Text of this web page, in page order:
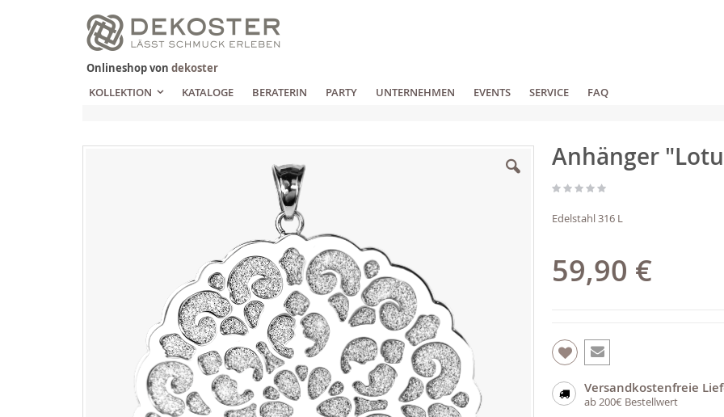
Zum
Inhalt
springen
Onlineshop von dekoster
KOLLEKTION
KATALOGE BERATERIN PARTY UNTERNEHMEN EVENTS SERVICE FAQ
Anhänger
Edelstahl 316 L
59,90 €
Versandkostenfreie
ab 200€ Bestellwert